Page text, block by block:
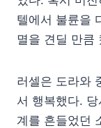
텔에서 불륜을
멸을 견딜 만큼
러셀은 도라와
서 행복했다. 당
계를 흔들었던